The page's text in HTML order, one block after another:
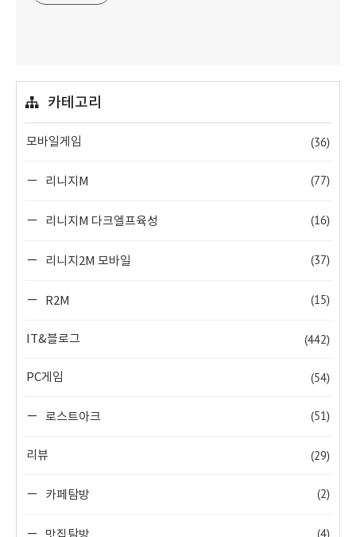
카테고리
모바일게임 (36)
리니지M (77)
리니지M 다크엘프육성 (16)
리니지2M 모바일 (37)
R2M (15)
IT&블로그 (442)
PC게임 (54)
로스트아크 (51)
리뷰 (29)
카페탐방 (2)
(4)